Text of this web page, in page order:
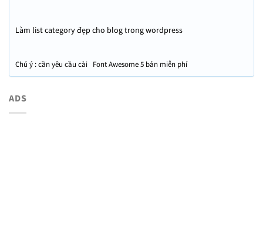
Làm list category đẹp cho blog trong wordpress
Chú ý : cần yêu cầu cài Font Awesome 5 bản miễn phí
ADS